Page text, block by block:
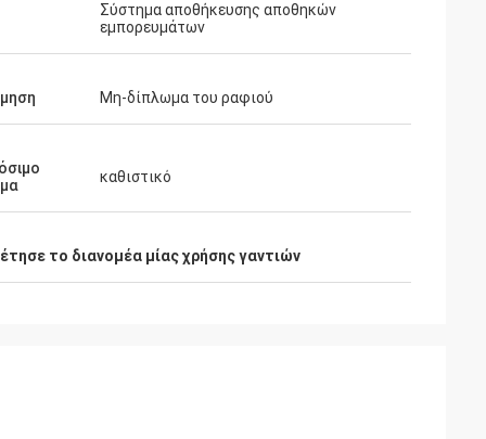
Σύστημα αποθήκευσης αποθηκών
εμπορευμάτων
Μη-δίπλωμα του ραφιού
καθιστικό
το διανομέα μίας χρήσης γαντιών